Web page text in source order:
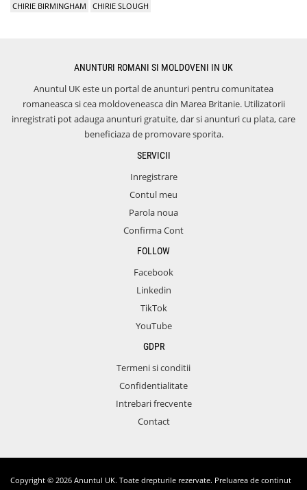
CHIRIE BIRMINGHAM
CHIRIE SLOUGH
ANUNTURI ROMANI SI MOLDOVENI IN UK
Anuntul UK este un portal de anunturi pentru comunitatea
romaneasca si cea moldoveneasca din Marea Britanie. Utilizatorii
inregistrati pot adauga anunturi gratuite, dar si anunturi cu plata, care
beneficiaza de promovare sporita.
SERVICII
Inregistrare
Contul meu
Parola noua
Confirma Cont
FOLLOW
Facebook
Linkedin
TikTok
YouTube
GDPR
Termeni si conditii
Confidentialitate
Intrebari frecvente
Contact
Copyright © 2026 Anuntul UK. Toate drepturile rezervate. Preluarea de continut